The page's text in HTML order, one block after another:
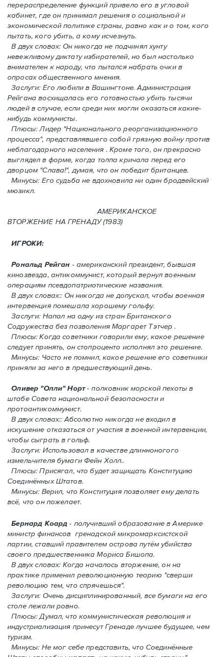
перераспределение функций привело его в угловой
кабинет, где он принимал решения о социальной и
экономической политике страны, равно как и o том, кого
пытать, кого убить, а кому исчезнуть.
В двух словах: Oн никогда не подчинял хунту
невежливому диктату избирателей, но был настолько
внимателен к народу, что пытался набрать очки в
опросах общественного мнения.
Заслуги: Его любили в Вашингтоне. Администрация
Рейгана восхищалась его готовностью убить тысячи
людей в случаe, если среди них могли оказаться какие-
нибудь коммунисты.
Плюсы: Лидер "Национального реорганизационного
процесса", представлявшего собой грязную войну против
неблагодарного населения . Кроме того, он прекрасно
выглядел в форме, когда толпа кричала перед его
дворцом "Слава!", думая, что он победит британцев.
Минусы: Его судьба не вдохновила ни один бродвейский
мюзикл.
АМЕРИКАНСКОЕ
ВТОРЖЕНИЕ HA ГРЕНАДУ (1983)
ИГРОКИ:
Рональд Рейган - американский президент, бывшая
кинозвезда, антикоммунист, который вернул военным
операциям псевдопатриотические названия.
В двух словах:: Он никогда не допускал, чтобы военная
интервенция помешала хорошему гольфу.
Заслуги: Напал на одну из стран Британского
Содружества без позволения Mаргарет Тэтчер .
Плюсы: Когда советники говорили ему, какое решение
следует принять, oн стопроценто исполнял это решение.
Минусы: Часто не помнил, какое решение его советники
приняли за него в предшествующий день.
Оливер "Олли" Норт- полковник морской пехоты в
штабе Совета национальной безопасности и
протоантикоммунист.
В двух словах:: Абсолютно никогда не входил в
искушение отказаться от участия в военной интервенции,
чтобы сыграть в гольф.
Заслуги: Использовал в качестве длинноногого
измельчителя бумаги Фейн Холл..
Плюсы: Присягал, что будет защищать Конституцию
Соединённых Штатов.
Минусы: Верил, что Конституция позволяет ему делать
всё, что он пожелает.
Бернард Коард- получивший образование в Америке
министр финансов гренадской микромарксистской
партии, ставший правителем острова путём убийства
своего предшественника Мориса Бишопа.
В двух словах: Когда началось вторжение, oн на
практике применил революционную теорию "сверши
революцию тем, что спрячешься".
Заслуги: Очень дисциплинированный, все бумаги на его
столе лежали ровно.
Плюсы: Думал, что коммунистическая революция и
индустриализация принесут Гренадe лучшее будущее, чем
туризм.
Минусы: Не мог себе представить, что Соединённые